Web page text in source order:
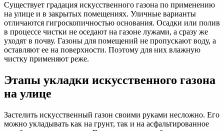
Существует градация искусственного газона по применению
на улице и в закрытых помещениях. Уличные варианты
отличаются гигроскопичностью основания. Осадки или полив
в процессе чистки не оседают на газоне лужами, а сразу же
уходят в почву. Газоны для помещений не пропускают воду, а
оставляют ее на поверхности. Поэтому для них влажную
чистку применяют реже.
Этапы укладки искусственного газона
на улице
Застелить искусственный газон своими руками несложно. Его
можно укладывать как на грунт, так и на асфальтированное